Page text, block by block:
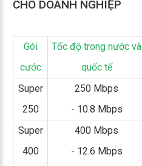
CHO DOANH NGHIỆP
Gói
cước
Tốc độ trong nước và
quốc tế
Super
250
250 Mbps
- 10.8 Mbps
Super
400
400 Mbps
- 12.6 Mbps